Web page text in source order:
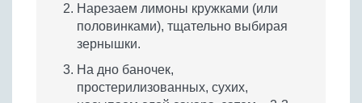
Нарезаем лимоны кружками (или
половинками), тщательно выбирая
зернышки.
На дно баночек,
простерилизованных, сухих,